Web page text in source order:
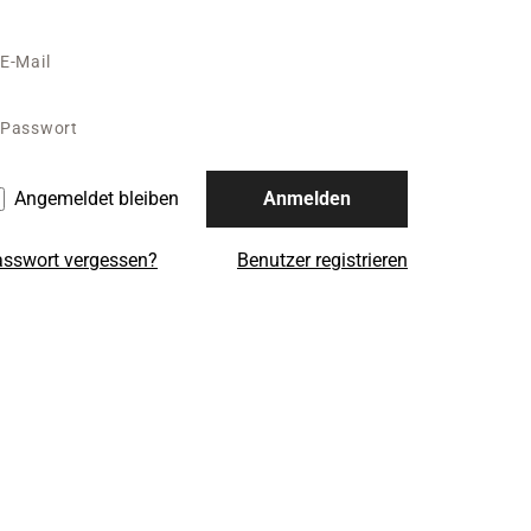
Angemeldet bleiben Anmelden
vergessen? Benutzer registrieren